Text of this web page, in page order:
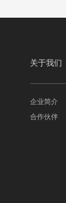
关于我们
企业简介
合作伙伴